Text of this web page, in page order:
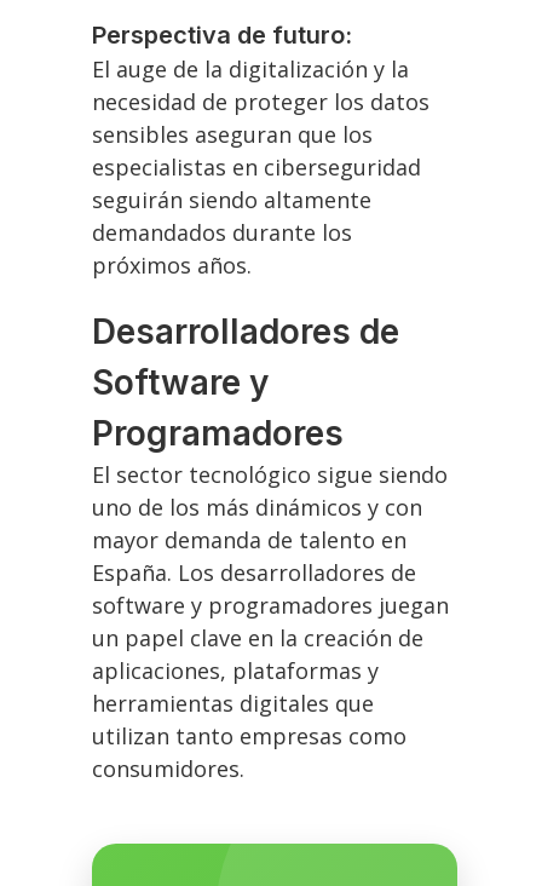
Perspectiva de futuro:
El auge de la digitalización y la
necesidad de proteger los datos
sensibles aseguran que los
especialistas en ciberseguridad
seguirán siendo altamente
demandados durante los
próximos años.
Desarrolladores de
Software y
Programadores
El sector tecnológico sigue siendo
uno de los más dinámicos y con
mayor demanda de talento en
España. Los desarrolladores de
software y programadores juegan
un papel clave en la creación de
aplicaciones, plataformas y
herramientas digitales que
utilizan tanto empresas como
consumidores.